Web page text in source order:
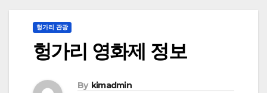
헝가리 관광
헝가리 영화제 정보
By kimadmin